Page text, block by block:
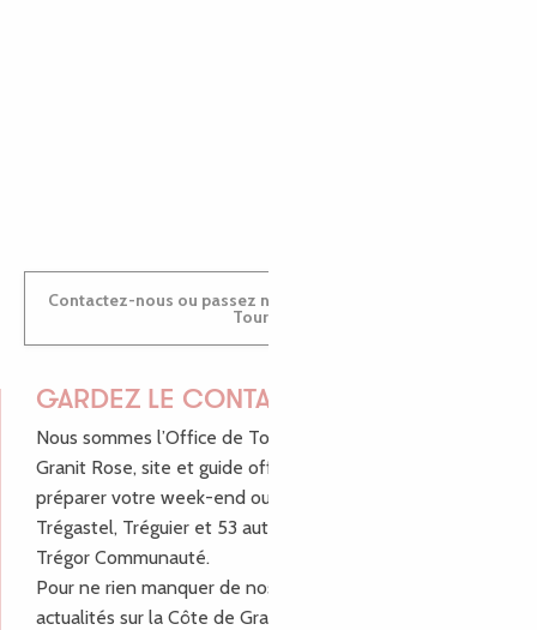
Contactez-nous ou passez nous voir dans nos Offices de
Tourisme
GARDEZ LE CONTACT !
Nous sommes l’Office de Tourisme Bretagne - Côte de
Granit Rose, site et guide officiel pour vous aider à
préparer votre week-end ou vos vacances à Lannion,
Trégastel, Tréguier et 53 autres communes de Lannion-
Trégor Communauté.
Pour ne rien manquer de nos bons plans et nos
actualités sur la Côte de Granit Rose, inscrivez-vous à